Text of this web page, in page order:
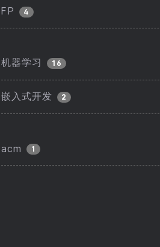
FP 4
机器学习 16
嵌入式开发 2
acm 1